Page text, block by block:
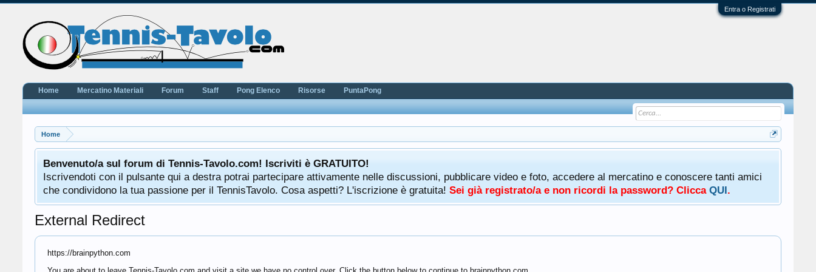
Entra o Registrati
Home
Benvenuto/a sul forum di Tennis-Tavolo.com! Iscriviti è GRATUITO!
Iscrivendoti con il pulsante qui a destra potrai partecipare attivamente nelle discussioni, pubblicare video e foto, accedere al mercatino e conoscere tanti amici
che condividono la tua passione per il TennisTavolo. Cosa aspetti? L'iscrizione è gratuita! Sei già registrato/a e non ricordi la password? Clicca QUI.
External Redirect
https://brainpython.com
Home Mercatino Materiali Forum Staff Pong Elenco Risorse PuntaPong